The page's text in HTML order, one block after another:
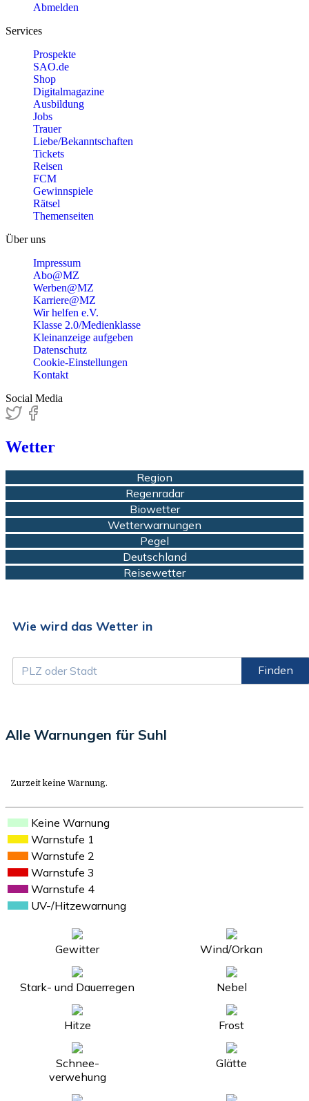
Abmelden
Services
Prospekte
SAO.de
Shop
Digitalmagazine
Ausbildung
Jobs
Trauer
Liebe/Bekanntschaften
Tickets
Reisen
FCM
Gewinnspiele
Rätsel
Themenseiten
Über uns
Impressum
Abo@MZ
Werben@MZ
Karriere@MZ
Wir helfen e.V.
Klasse 2.0/Medienklasse
Kleinanzeige aufgeben
Datenschutz
Cookie-Einstellungen
Kontakt
Social Media
Wetter
Region
Regenradar
Biowetter
Wetterwarnungen
Pegel
Deutschland
Reisewetter
Wie wird das Wetter in
Finden
Alle Warnungen für Suhl
Zurzeit keine Warnung.
Keine Warnung
Warnstufe 1
Warnstufe 2
Warnstufe 3
Warnstufe 4
UV-/Hitzewarnung
Gewitter Wind/Orkan
Stark- und Dauerregen Nebel
Hitze Frost
Schnee-
verwehung
Glätte